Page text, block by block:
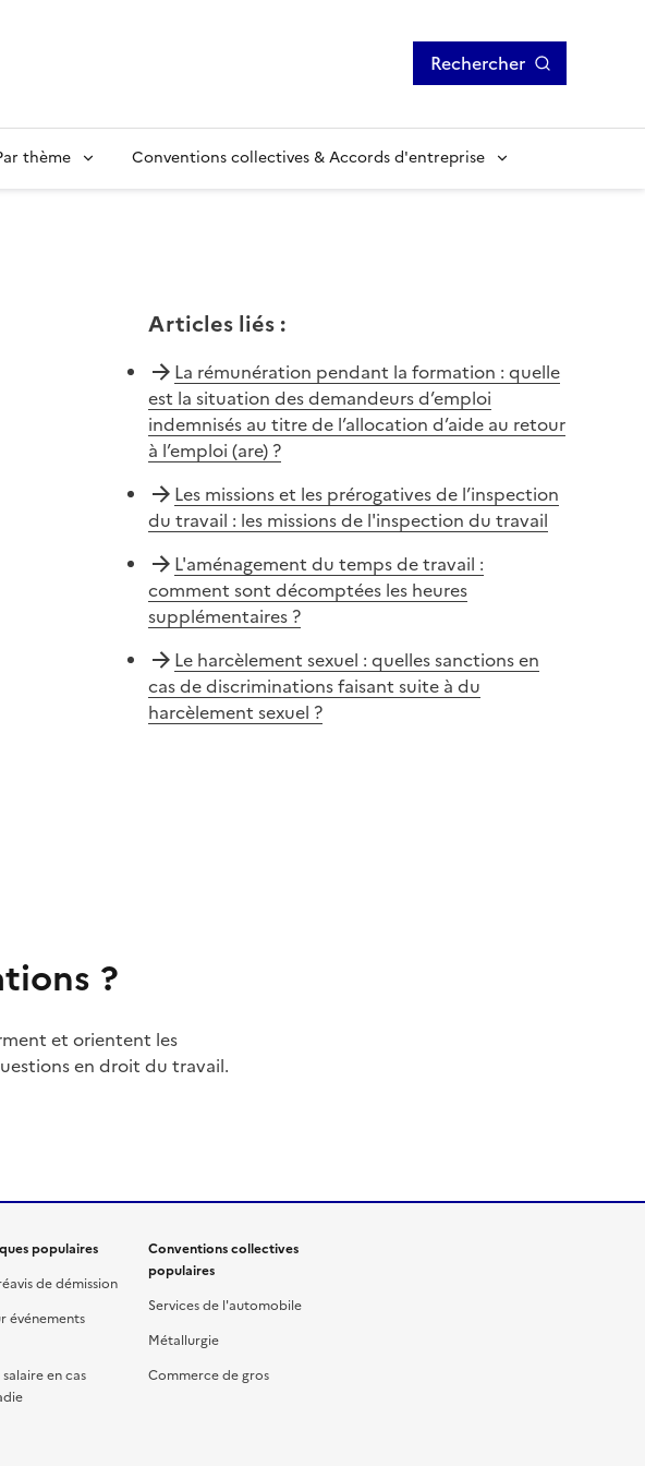
Rechercher
thème Conventions collectives & Accords d'entreprise
Articles liés:
La rémunération pendant la formation : quelle
est la situation des demandeurs d’emploi
indemnisés au titre de l’allocation d’aide au retour
à l’emploi (are) ?
Les missions et les prérogatives de l’inspection
du travail : les missions de l'inspection du travail
L'aménagement du temps de travail :
comment sont décomptées les heures
supplémentaires ?
Le harcèlement sexuel : quelles sanctions en
cas de discriminations faisant suite à du
harcèlement sexuel ?
?
et orientent les
en droit du travail.
populaires
de démission
événements
en cas
Conventions collectives
populaires
Services de l'automobile
Métallurgie
Commerce de gros